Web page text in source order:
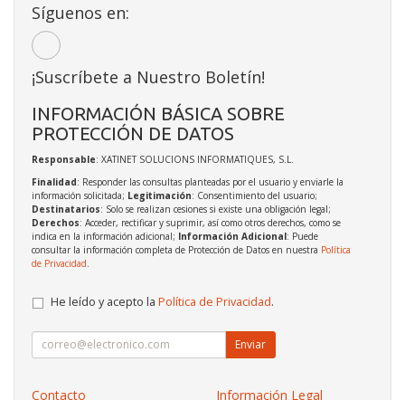
Síguenos en:
¡Suscríbete a Nuestro Boletín!
INFORMACIÓN BÁSICA SOBRE
PROTECCIÓN DE DATOS
Responsable: XATINET SOLUCIONS INFORMATIQUES, S.L.
Finalidad: Responder las consultas planteadas por el usuario y enviarle la
información solicitada; Legitimación: Consentimiento del usuario;
Destinatarios: Solo se realizan cesiones si existe una obligación legal;
Derechos: Acceder, rectificar y suprimir, así como otros derechos, como se
indica en la información adicional; Información Adicional: Puede
consultar la información completa de Protección de Datos en nuestra Política
de Privacidad
He leído y acepto la Política de Privacidad.
Enviar
Contacto Información Legal